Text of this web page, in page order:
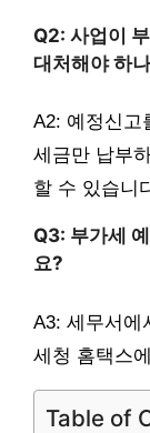
Q2: 사업이
대처해야 하
A2: 예정신고
세금만 납부
할 수 있습니
Q3: 부가세
요?
A3: 세무서에
세청 홈택스
Table of